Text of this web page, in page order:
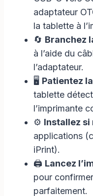
adaptateur
la tablette à
🔄 Branchez
à l’aide du
l’adaptateur.
🖥️ Patientez
tablette
l’imprimante
⚙️ Installez
applications
iPrint).
🖨️ Lancez
pour
parfaitement.